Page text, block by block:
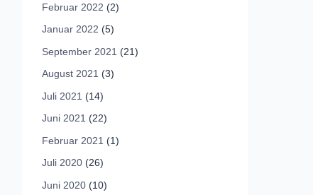
Februar 2022 (2)
Januar 2022 (5)
September 2021 (21)
August 2021 (3)
Juli 2021 (14)
Juni 2021 (22)
Februar 2021 (1)
Juli 2020 (26)
Juni 2020 (10)